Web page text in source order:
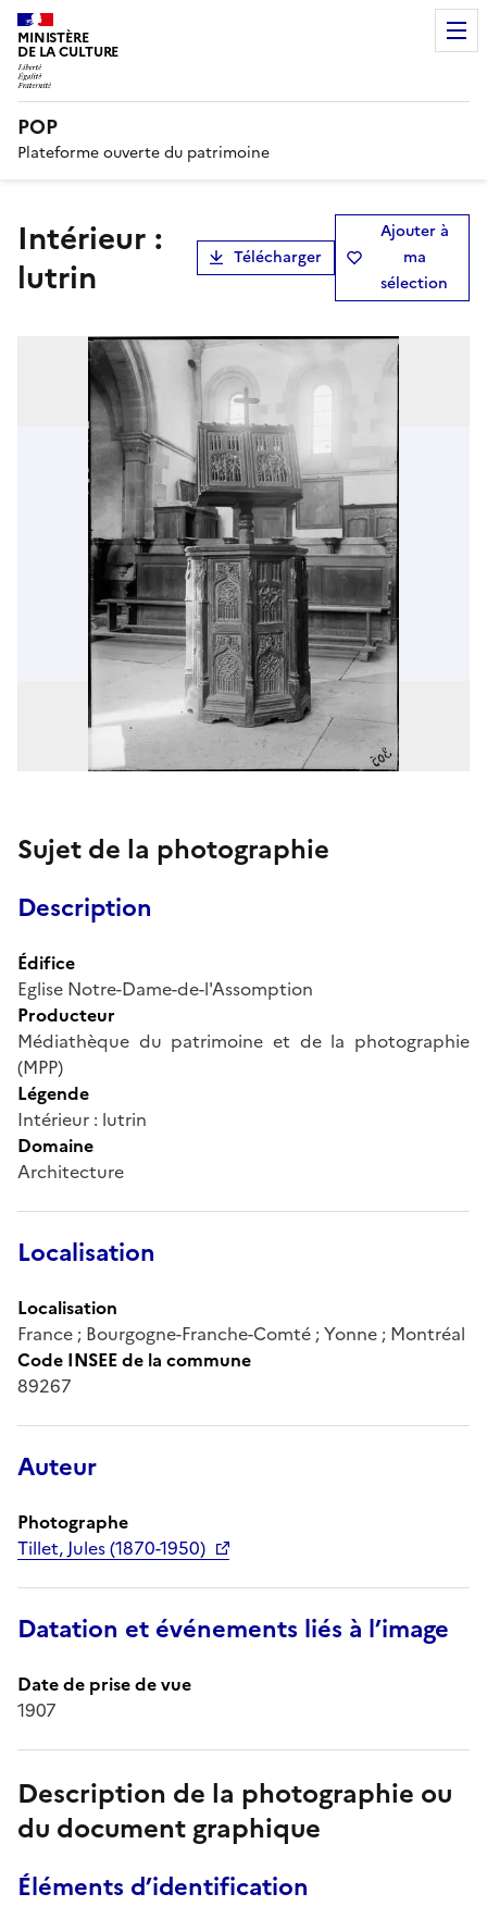
MINISTÈRE
DE LA CULTURE
POP
Plateforme ouverte du patrimoine
Intérieur :
lutrin
Télécharger
Ajouter à
ma
sélection
Sujet de la photographie
Description
Édifice
Eglise Notre-Dame-de-l'Assomption
Producteur
Médiathèque du patrimoine et de la photographie
(MPP)
Légende
Intérieur : lutrin
Domaine
Architecture
Localisation
Localisation
France ; Bourgogne-Franche-Comté ; Yonne ; Montréal
Code INSEE de la commune
89267
Auteur
Photographe
Tillet, Jules (1870-1950)
Datation et événements liés à l’image
Date de prise de vue
1907
Description de la photographie ou
du document graphique
Éléments d’identification